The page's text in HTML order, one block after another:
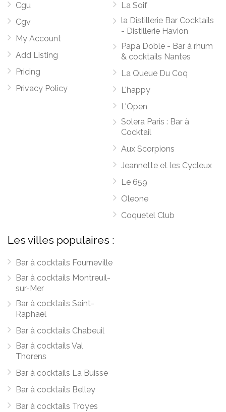
Cgu
Cgv
My Account
Add Listing
Pricing
Privacy Policy
La Soif
la Distillerie Bar Cocktails
- Distillerie Havion
Papa Doble - Bar à rhum
& cocktails Nantes
La Queue Du Coq
L'happy
L'Open
Solera Paris : Bar à
Cocktail
Aux Scorpions
Jeannette et les Cycleux
Le 659
Oleone
Coquetel Club
Les villes populaires :
Bar à cocktails Fourneville
Bar à cocktails Montreuil-
sur-Mer
Bar à cocktails Saint-
Raphaël
Bar à cocktails Chabeuil
Bar à cocktails Val
Thorens
Bar à cocktails La Buisse
Bar à cocktails Belley
Bar à cocktails Troyes